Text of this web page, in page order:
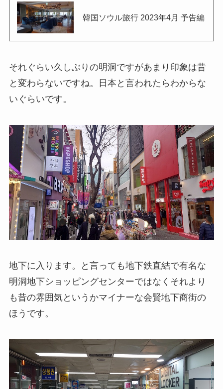
韓国ソウル旅行 2023年4月 予告編
それぐらい久しぶりの明洞ですがあまり印象は昔
と変わらないですね。日本と言われたらわからな
いぐらいです。
地下に入ります。と言っても地下鉄直結で有名な
明洞地下ショッピングセンターではなくそれより
も昔の雰囲気というかマイナーな会賢地下商街の
ほうです。